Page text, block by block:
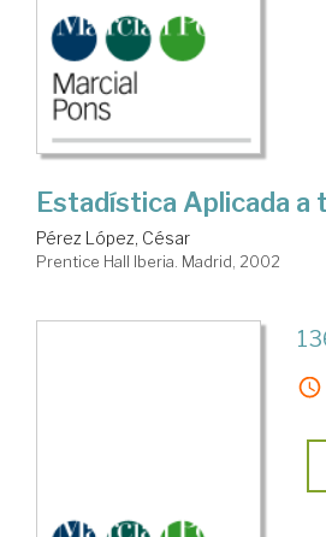
Estadística Aplicada a
Pérez López, César
Prentice Hall Iberia. Madrid, 2002